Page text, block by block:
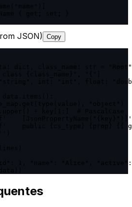
JSON) Copy
dict, class_name: str =
int: "int", float:
public {cs_type} {prop} {{
1, "name": "Alice",